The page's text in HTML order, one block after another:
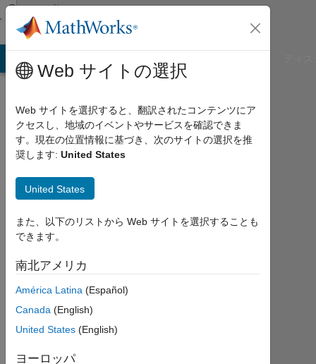
コンテンツへスキップ
Community
Profile
Peder
Axensten
Remote
Swedish
Agricultural
University
2006
ら
Web サイトの選択
Web サイトを選択すると、翻訳されたコンテンツにア
クセスし、地域のイベントやサービスを確認できま
す。現在の位置情報に基づき、次のサイトの選択を推
奨します: United States
United States
また、以下のリストから Web サイトを選択することも
できます。
南北アメリカ
América Latina (Español)
Canada (English)
United States (English)
ヨーロッパ